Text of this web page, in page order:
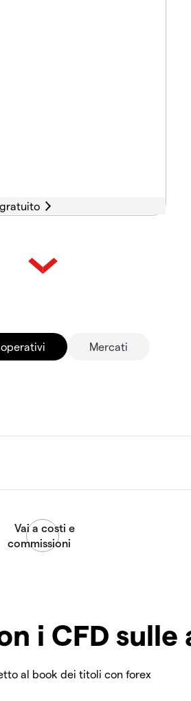
Mercati
i CFD sulle
al book dei titoli con forex